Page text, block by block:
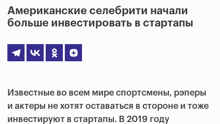
Американские селебрити начали
больше инвестировать в стартапы
Известные во всем мире спортсмены, рэперы
и актеры не хотят оставаться в стороне и тоже
инвестируют в стартапы. В 2019 году